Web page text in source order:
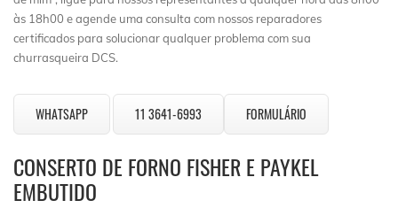
às 18h00 e agende uma consulta com nossos reparadores
certificados para solucionar qualquer problema com sua
churrasqueira DCS.
WHATSAPP 11 3641-6993 FORMULÁRIO
CONSERTO DE FORNO FISHER E PAYKEL
EMBUTIDO